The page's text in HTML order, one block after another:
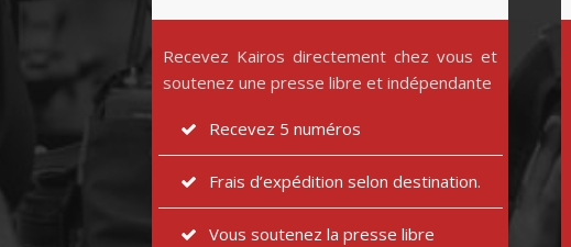
Recevez Kairos directement chez vous et
soutenez une presse libre et indépendante
Recevez 5 numéros
Frais d’expédition selon destination.
Vous soutenez la presse libre